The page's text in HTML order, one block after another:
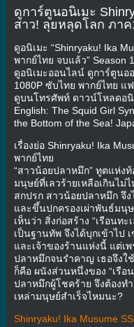
ดูการ์ตูนอนิเมะ
สาว! ลุยหลุดโลก ภา
ดูอนิเมะ “Shinryaku! Ika
พากย์ไทย จบแล้ว” Season
ดูอนิเมะออนไลน์ ดูการ์ตูนอ
1080P ซับไทย พากย์ไทย แ
ดูบนโทรศัพท์ ดาวน์โหลดอ
English: The Squid Girl
the Bottom of the Sea!
เรื่องย่อ Shinryaku! Ika
พากย์ไทย
“สาวน้อยปลาหมึก” ทูตแห่ง
มนุษย์ที่เลวร้ายเหลือเกินไม่
สกปรก สาวน้อยปลาหมึก จึ
และขึ้นปกครองเผ่าพันธ์มนุษ
เห็นว่า สิ่งก่อสร้าง “เรือนท
เป็นฐานทัพ จึงได้บุกเข้าไป
และเจ้าของร้านแห่งนี้ แต่เ
ปลาหมึกจนรำคาญ เธอจึงใ
ก็คือ ผนังส่วนหนึ่งของ “เรือ
ปลาหมึกผู้โชคร้าย จึงต้อง
เหล่ามนุษย์สำเร็จไหมนะ?
Shinryaku! Ika Musume